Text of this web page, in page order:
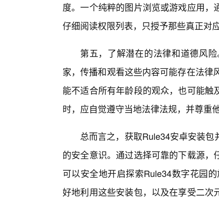
度。一个纯粹的图片浏览或游戏应用
仔细阅读权限列表，只授予那些真正对
第五，了解潜在的法律和道德风
家，传播和观看这些内容可能存在法
能不适合所有年龄段的观众，也可能
时，应自觉遵守当地法律法规，并尊重
总而言之，获取Rule34安卓安装
的安全意识。通过选择可靠的下载源
可以安全地开启探索Rule34数字花园
好地利用这些安装包，以及在享受二